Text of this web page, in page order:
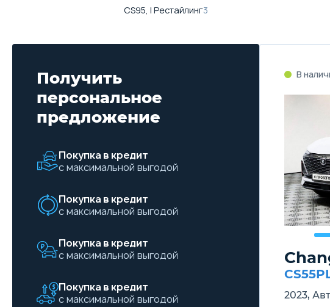
CS95, I Рестайлинг3
Получить
персональное
предложение
Покупка в кредит
с максимальной выгодой
Покупка в кредит
с максимальной выгодой
Покупка в кредит
с максимальной выгодой
Покупка в кредит
с максимальной выгодой
В
2023,